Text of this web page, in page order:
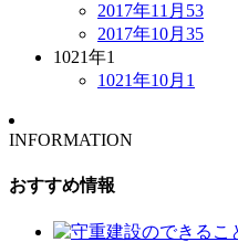
2017年11月 53
2017年10月 35
1021年1
1021年10月 1
INFORMATION
おすすめ情報